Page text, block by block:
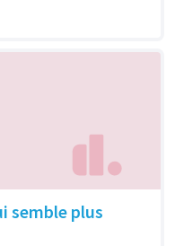
semble plus